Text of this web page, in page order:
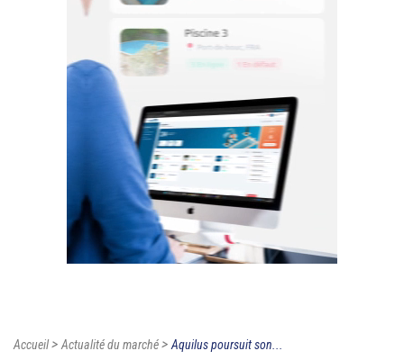
Accueil>Actualité du marché>Aquilus poursuit son...